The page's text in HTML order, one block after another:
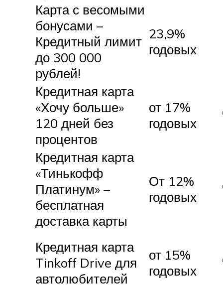
Карта с весомыми
бонусами –
Кредитный лимит
до 300 000
рублей!
23,9%
годовых
Кредитная карта
«Хочу больше»
120 дней без
процентов
от 17%
годовых
Кредитная карта
«Тинькофф
Платинум» –
бесплатная
доставка карты
От 12%
годовых
Кредитная карта
Tinkoff Drive для
автолюбителей
от 15%
годовых